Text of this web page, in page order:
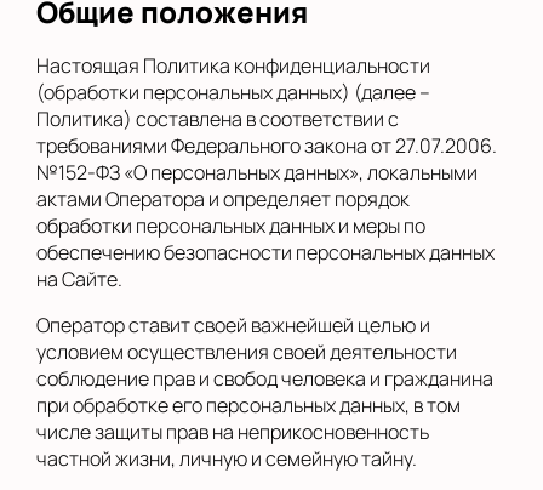
Общие положения
Настоящая Политика конфиденциальности
(обработки персональных данных) (далее –
Политика) составлена в соответствии с
требованиями Федерального закона от 27.07.2006.
№152-ФЗ «О персональных данных», локальными
актами Оператора и определяет порядок
обработки персональных данных и меры по
обеспечению безопасности персональных данных
на Сайте.
Оператор ставит своей важнейшей целью и
условием осуществления своей деятельности
соблюдение прав и свобод человека и гражданина
при обработке его персональных данных, в том
числе защиты прав на неприкосновенность
частной жизни, личную и семейную тайну.